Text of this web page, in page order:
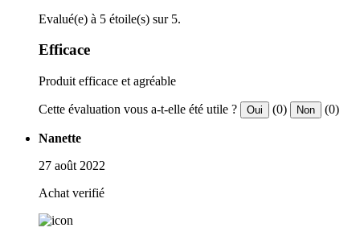
Evalué(e) à 5 étoile(s) sur 5.
Efficace
Produit efficace et agréable
Cette évaluation vous a-t-elle été utile ? Oui (0) Non (0)
Nanette
27 août 2022
Achat verifié